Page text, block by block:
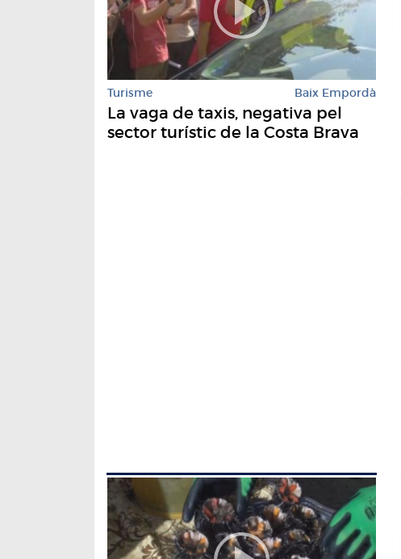
Turisme Baix Empordà
La vaga de taxis, negativa pel
sector turístic de la Costa Brava